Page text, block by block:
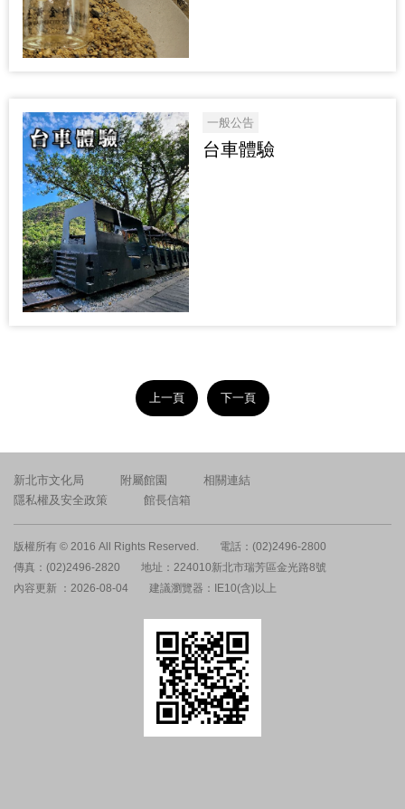
一般公告
台車體驗
上一頁 下一頁
新北市文化局 附屬館園
相關連結
隱私權及安全政策
館長信箱
版權所有 © 2016 All Rights Reserved.
電話：(02)2496-2800
傳真：(02)2496-2820
地址：224010新北市瑞芳區金光路8號
內容更新 ：2026-08-04
建議瀏覽器：IE10(含)以上